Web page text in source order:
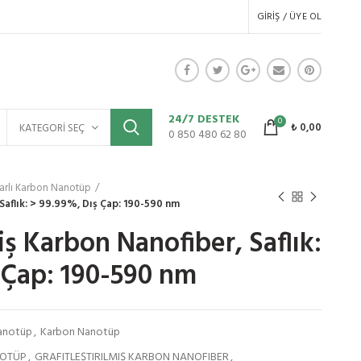
GIRIŞ / ÜYE OL
KATEGORI SEÇ
24/7 DESTEK
0 850 480 62 80
0 ₺0,00
Karbon Nanotüp
> 99.99%, Dış Çap: 190-590 nm
Karbon Nanofiber, Saflık:
190-590 nm
, Karbon Nanotüp